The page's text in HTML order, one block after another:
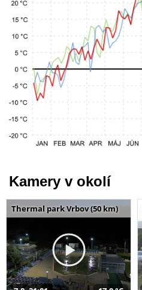
Kamery v okolí
Thermal park Vrbov (50 km)